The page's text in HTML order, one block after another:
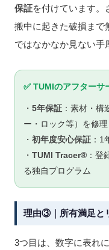
保証を付けています。
搬中に起きた破損まで
ではなかなか見ない手
✅ TUMIのアフターサ
・ 5年保証 ：素材・構
ー・ロック等）を修理
・ 初年度安心保証 ：1
・ TUMI Tracer® ：登
る独自プログラム
理由③｜所有満足と
3つ目は、数字に表れ